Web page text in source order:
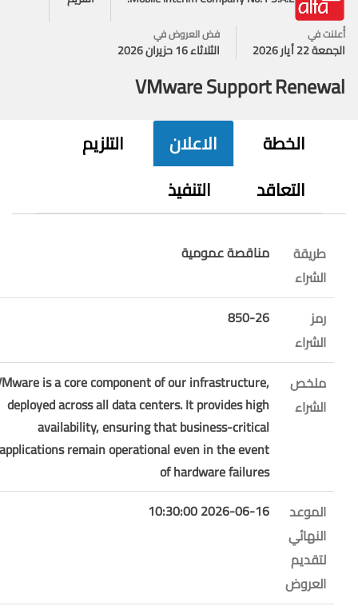
في
22 أيار 2026
فض العروض في
الثلاثاء 16 حزيران 2026
VMware Support
الخطة الاعلان
التلزيم
التعاقد
التنفيذ
طريقة
الشراء
مناقصة عمومية
الشراء
850-26
ملخص
الشراء
VMware is a core component of our infrastructure,
deployed across all data centers. It provides high
availability, ensuring that business-critical
applications remain operational even in the event
of hardware failures
الموعد
النهائي
لتقديم
العروض
2026-06-16 10:30:00